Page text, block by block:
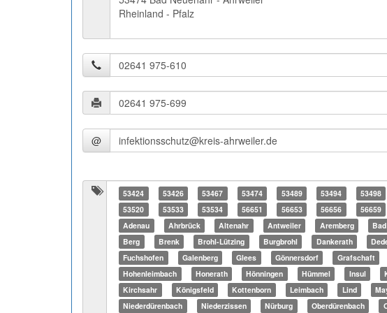
Rheinland - Pfalz
@
53424 53426 53467 53474 53489 53494 53498
53520
53533 53534 56651 56653 56656 56659
Adenau
Ahrbrück Altenahr Antweiler Aremberg
Berg
Brenk Brohl-Lützing Burgbrohl Dankerath
Fuchshofen
Galenberg Glees Gönnersdorf Grafschaft
Hohenleimbach
Honerath Hönningen Hümmel Insul
Kirchsahr
Königsfeld Kottenborn Leimbach Lind
Niederdürenbach
Niederzissen Nürburg Oberdürenbach